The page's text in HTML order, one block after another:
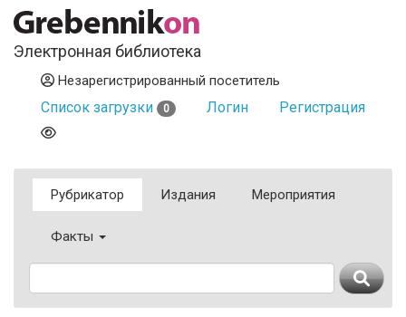
Электронная библиотека
Незарегистрированный посетитель
Список загрузки 0 Логин Регистрация
Рубрикатор Издания Мероприятия
Факты